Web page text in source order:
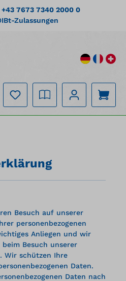
+43 7673 7340 2000 0
Zulassungen
Besuch auf unserer
personenbezogenen
Anliegen und wir
Besuch unserer
Wir schützen Ihre
Daten.
Daten nach